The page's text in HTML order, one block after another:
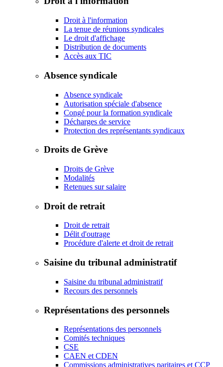
Droit à l'information
La tenue de réunions syndicales
Le droit d'affichage
Distribution de documents
Accès aux TIC
Absence syndicale
Absence syndicale
Autorisation spéciale d'absence
Congé pour la formation syndicale
Décharges de service
Protection des représentants syndicaux
Droits de Grève
Droits de Grève
Modalités
Retenues sur salaire
Droit de retrait
Droit de retrait
Délit d'outrage
Procédure d'alerte et droit de retrait
Saisine du tribunal administratif
Saisine du tribunal administratif
Recours des personnels
Représentations des personnels
Représentations des personnels
Comités techniques
CSE
CAEN et CDEN
Commissions administratives paritaires et CCP